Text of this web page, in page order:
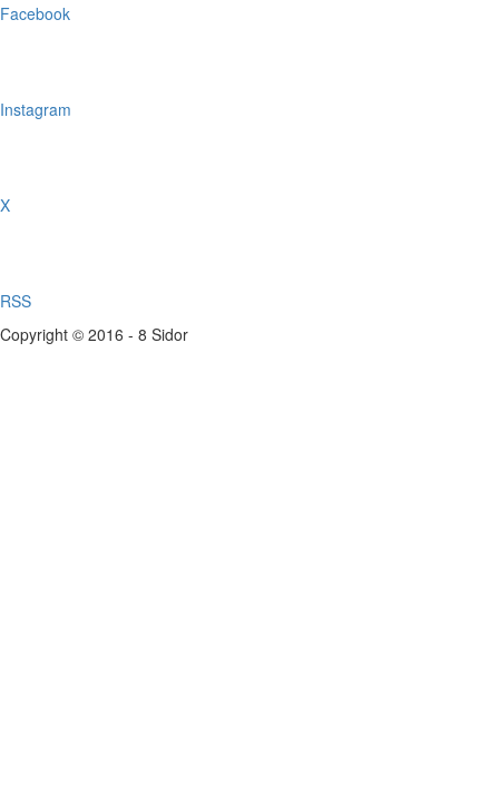
Facebook
Instagram
X
RSS
Copyright © 2016 - 8 Sidor